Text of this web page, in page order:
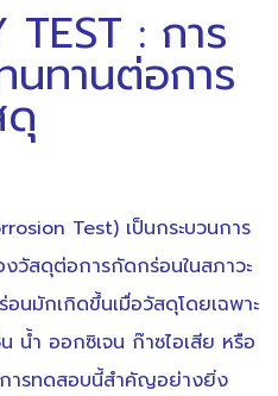
TEST : การ
ทานต่อการ
Test) เป็นกระบวนการ
งวัสดุต่อการกัดกร่อนในสภาวะ
นมักเกิดขึ้นเมื่อวัสดุโดยเฉพาะ
น้ำ ออกซิเจน ก๊าซไอเสีย หรือ
การทดสอบนี้สำคัญอย่างยิ่ง